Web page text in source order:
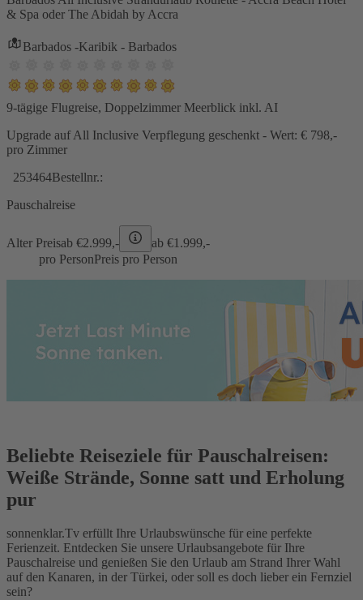
& Spa oder The Abidah by Accra
Barbados -Karibik - Barbados
9-tägige Flugreise, Doppelzimmer Meerblick inkl. AI
Upgrade auf All Inclusive Verpflegung geschenkt - Wert: € 798,-
pro Zimmer
253464Bestellnr.:
Pauschalreise
Alter Preisab €2.999,- ab €1.999,-
pro PersonPreis pro Person
Beliebte Reiseziele für Pauschalreisen:
Weiße Strände, Sonne satt und Erholung
pur
sonnenklar.Tv erfüllt Ihre Urlaubswünsche für eine perfekte
Ferienzeit. Entdecken Sie unsere Urlaubsangebote für Ihre
Pauschalreise und genießen Sie den Urlaub am Strand Ihrer Wahl
auf den Kanaren, in der Türkei, oder soll es doch lieber ein Fernziel
sein?